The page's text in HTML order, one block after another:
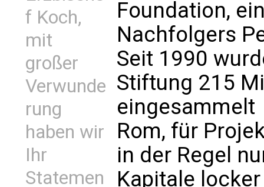
f Koch,
mit
großer
Verwunde
rung
haben wir
Ihr
Statemen
Foundation,
Nachfolgers
Seit 1990
Stiftung 215
eingesammelt
Rom, für
in der Regel
Kapitale